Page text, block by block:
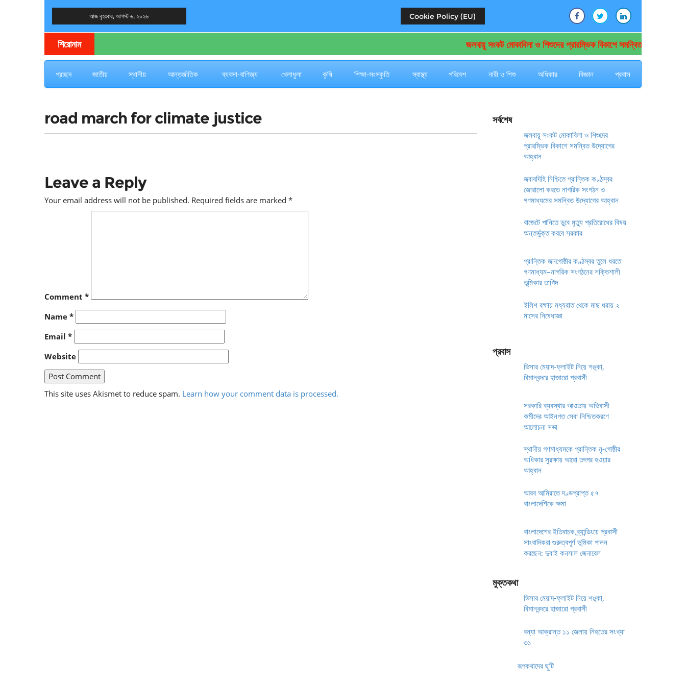
আজ বৃহঃবার, আগস্ট ৬, ২০২৬ Cookie Policy (EU)
দেশের খবর
যুক্ত থাকুন দেশের সঙ্গে
শিরোনাম জলবায়ু সংকট মোকাবিলা ও শিশুদের প্রারম্ভিক বিকাশে সমন্বিত উদ্যোগের আহ্বান
প্রচ্ছদ জাতীয় স্থানীয় আন্তর্জাতিক ব্যবসা-বাণিজ্য খেলাধুলা কৃষি শিক্ষা-সংস্কৃতি স্বাস্থ্য পরিবেশ নারী ও শিশু অধিকার বিজ্ঞান প্রবাস
road march for climate justice
Leave a Reply
Your email address will not be published. Required fields are marked *
Comment *
Name *
Email *
Website
This site uses Akismet to reduce spam. Learn how your comment data is processed.
সর্বশেষ
জলবায়ু সংকট মোকাবিলা ও শিশুদের
প্রারম্ভিক বিকাশে সমন্বিত উদ্যোগের
আহ্বান
জবাবদিহি নিশ্চিতে প্রান্তিক কণ্ঠস্বর
জোরালো করতে নাগরিক সংগঠন ও
গণমাধ্যমের সমন্বিত উদ্যোগের আহ্বান
বাজেটে পানিতে ডুবে মৃত্যু প্রতিরোধের বিষয়
অন্তর্ভুক্ত করবে সরকার
প্রান্তিক জনগোষ্ঠীর কণ্ঠস্বর তুলে ধরতে
গণমাধ্যম–নাগরিক সংগঠনের শক্তিশালী
ভূমিকার তাগিদ
ইলিশ রক্ষায় মধ্যরাত থেকে মাছ ধরায় ২
মাসের নিষেধাজ্ঞা
প্রবাস
ভিসার মেয়াদ-ফ্লাইট নিয়ে শঙ্কা,
বিমানবন্দরে হাজারো প্রবাসী
সরকারি ব্যবস্থার আওতায় অভিবাসী
কর্মীদের আইনগত সেবা নিশ্চিতকরণে
আলোচনা সভা
স্থানীয় গণমাধ্যমকে প্রান্তিক নৃ-গোষ্ঠীর
অধিকার সুরক্ষায় আরো তৎপর হওয়ার
আহ্বান
আরব আমিরাতে দণ্ডপ্রাপ্ত ৫৭
বাংলাদেশিকে ক্ষমা
বাংলাদেশের ইতিবাচক ব্র্যান্ডিংয়ে প্রবাসী
সাংবাদিকরা গুরুত্বপূর্ণ ভূমিকা পালন
করছেন: দুবাই কনসাল জেনারেল
মুক্তকথা
ভিসার মেয়াদ-ফ্লাইট নিয়ে শঙ্কা,
বিমানবন্দরে হাজারো প্রবাসী
বন্যা আক্রান্ত ১১ জেলায় নিহতের সংখ্যা
৩১
রূপকথাদের ছুটি